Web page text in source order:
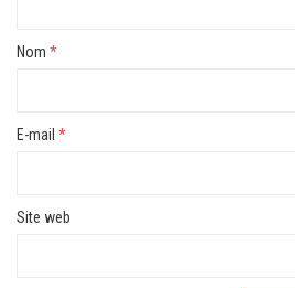
Nom *
E-mail *
Site web